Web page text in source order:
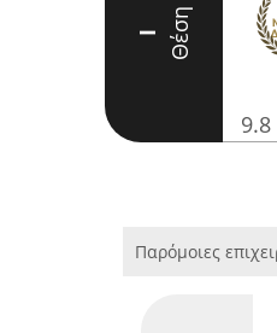
I Θέση
9.8
Παρόμοιες